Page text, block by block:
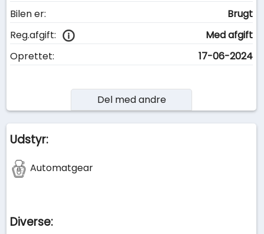
Bilen er:
Brugt
Reg.afgift:
Med afgift
Oprettet:
17-06-2024
Del med andre
Udstyr:
Automatgear
Diverse: